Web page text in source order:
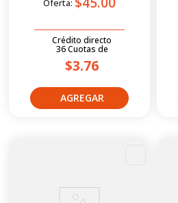
Oferta:
Crédito directo
36Cuotas de
$3.76